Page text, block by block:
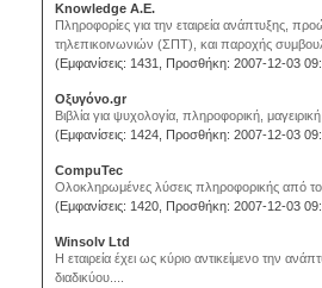
Knowledge A.E.
Πληροφορίες για την εταιρεία ανάπτυξης,
τηλεπικοινωνιών (ΣΠΤ), και παροχής
(Εμφανίσεις: 1431, Προσθήκη: 2007-12-03
Οξυγόνο.gr
Βιβλία για ψυχολογία, πληροφορική,
(Εμφανίσεις: 1424, Προσθήκη: 2007-12-03
CompuTec
Ολοκληρωμένες λύσεις πληροφορικής από
(Εμφανίσεις: 1420, Προσθήκη: 2007-12-03
Winsolv Ltd
Η εταιρεία έχει ως κύριο αντικείμενο την
διαδικύου....